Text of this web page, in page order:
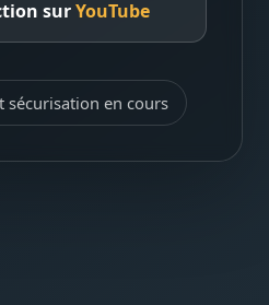
surYouTube
sécurisation en cours